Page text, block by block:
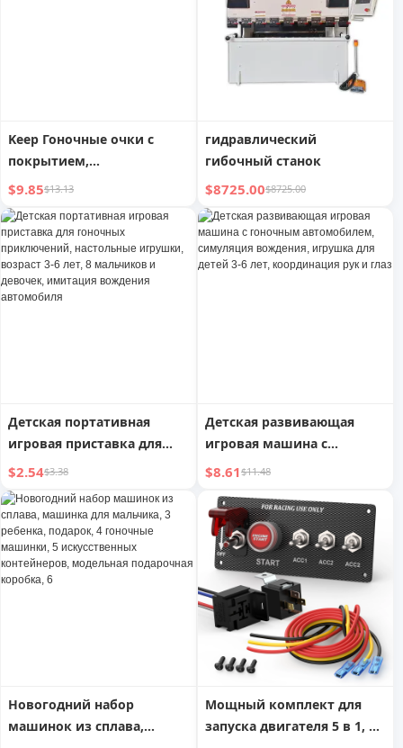
дома, стола, полки
Keep Гоночные очки с
покрытием,
противотуманные, для
близоруких,
профессиональные
$9.85$13.13
гидравлический
гибочный станок
$8725.00$8725.00
Детская портативная
игровая приставка для
гоночных приключений,
настольные игрушки,
возраст 3-6 лет, 8
мальчиков и девочек,
имитация вождения
автомобиля
$2.54$3.38
Детская развивающая
игровая машина с
гоночным автомобилем,
игрушка для детей 3-6 лет,
координация рук и глаз
$8.61$11.48
Новогодний набор
машинок из сплава,
Мощный комплект для
запуска двигателя 5 в 1, 12